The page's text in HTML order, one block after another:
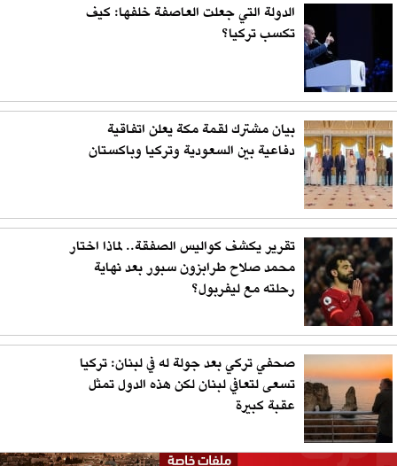
الدولة التي جعلت العاصفة خلفها: كيف
تكسب تركيا؟
بيان مشترك لقمة مكة يعلن اتفاقية
دفاعية بين السعودية وتركيا وباكستان
تقرير يكشف كواليس الصفقة.. لماذا اختار
محمد صلاح طرابزون سبور بعد نهاية
رحلته مع ليفربول؟
صحفي تركي بعد جولة له في لبنان: تركيا
تسعى لتعافي لبنان لكن هذه الدول تمثل
عقبة كبيرة